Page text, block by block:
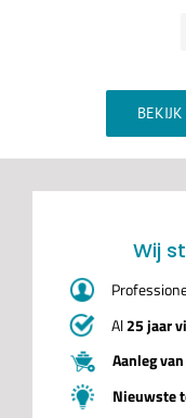
Wij
Al25 jaar
Aanleg
Nieuwste